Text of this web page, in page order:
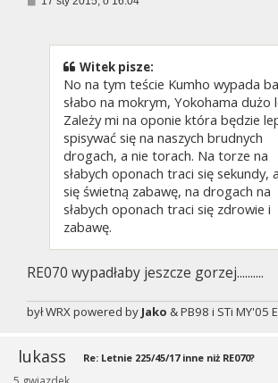
Witek pisze:
No na tym teście Kumho wypada
słabo na mokrym, Yokohama dużo
Zależy mi na oponie która będzie
spisywać się na naszych brudnych
drogach, a nie torach. Na torze na
słabych oponach traci się sekundy,
się świetną zabawę, na drogach na
słabych oponach traci się zdrowie i
zabawę.
RE070 wypadłaby jeszcze gorzej..........
był WRX powered by Jako & PB98 i STi MY'05
lukass Re: Letnie 225/45/17 inne niż RE070?